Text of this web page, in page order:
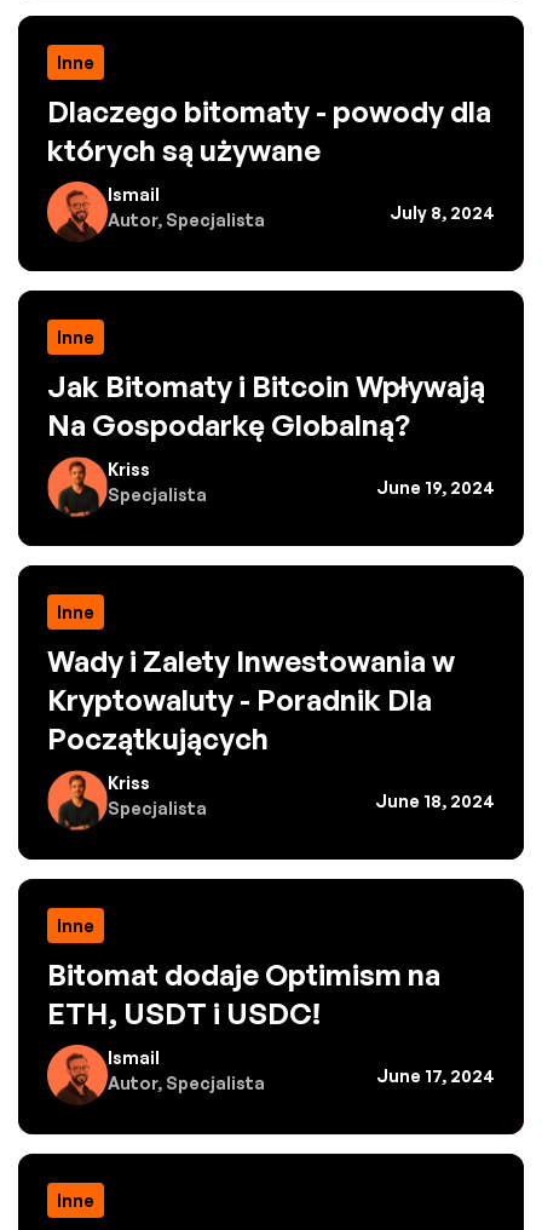
Inne
Dlaczego bitomaty - powody dla
których są używane
Ismail
Autor, Specjalista
July 8, 2024
Inne
Jak Bitomaty i Bitcoin Wpływają
Na Gospodarkę Globalną?
Kriss
Specjalista
June 19, 2024
Inne
Wady i Zalety Inwestowania w
Kryptowaluty - Poradnik Dla
Początkujących
Kriss
Specjalista
June 18, 2024
Inne
Bitomat dodaje Optimism na
ETH, USDT i USDC!
Ismail
Autor, Specjalista
June 17, 2024
Inne